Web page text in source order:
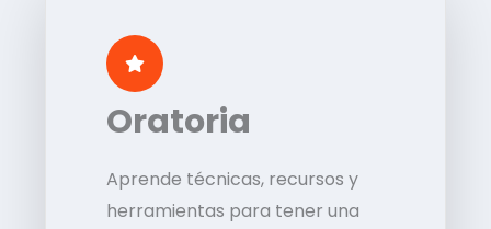
Oratoria
Aprende técnicas, recursos y
herramientas para tener una